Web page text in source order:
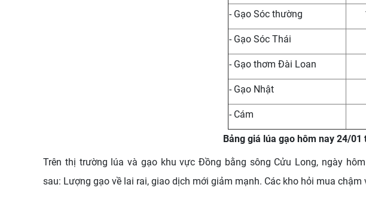
- Gạo Sóc thường
- Gạo Sóc Thái
- Gạo thơm Đài Loan
- Gạo Nhật
- Cám
Bảng giá lúa gạo hôm nay 24/01
Trên thị trường lúa và gạo khu vực Đồng bằng sông Cửu Long, ngày
sau: Lượng gạo về lai rai, giao dịch mới giảm mạnh. Các kho hỏi mua